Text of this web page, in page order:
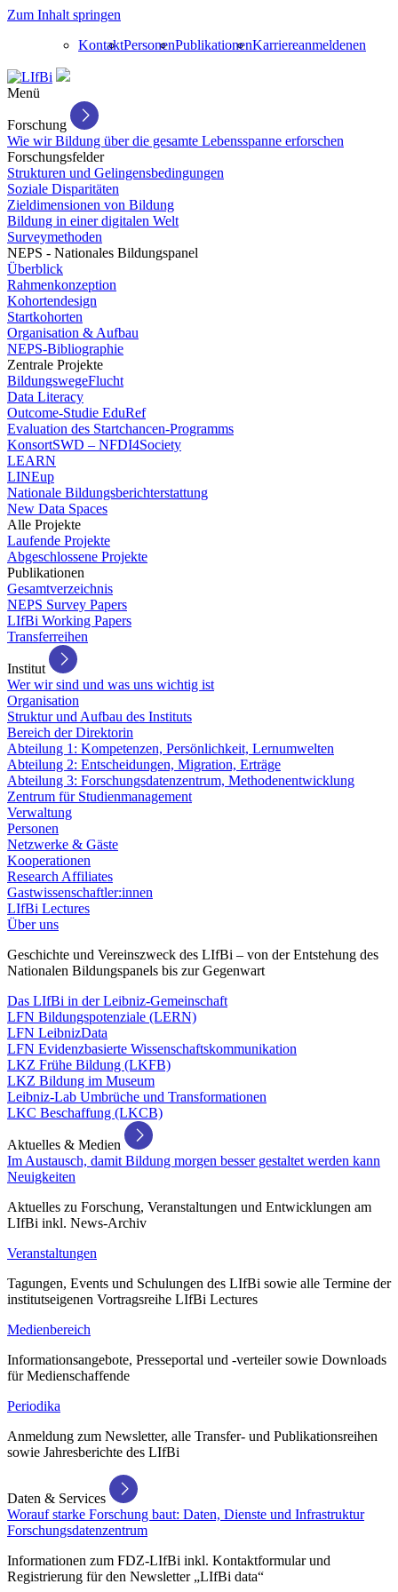
Zum Inhalt springen
KontaktPersonenPublikationenKarriereanmeldenen
Menü
Forschung
Wie wir Bildung über die gesamte Lebensspanne erforschen
Forschungsfelder
Strukturen und Gelingensbedingungen
Soziale Disparitäten
Zieldimensionen von Bildung
Bildung in einer digitalen Welt
Surveymethoden
NEPS - Nationales Bildungspanel
Überblick
Rahmenkonzeption
Kohortendesign
Startkohorten
Organisation & Aufbau
NEPS-Bibliographie
Zentrale Projekte
BildungswegeFlucht
Data Literacy
Outcome-Studie EduRef
Evaluation des Startchancen-Programms
KonsortSWD – NFDI4Society
LEARN
LINEup
Nationale Bildungsberichterstattung
New Data Spaces
Alle Projekte
Laufende Projekte
Abgeschlossene Projekte
Publikationen
Gesamtverzeichnis
NEPS Survey Papers
LIfBi Working Papers
Transferreihen
Institut
Wer wir sind und was uns wichtig ist
Organisation
Struktur und Aufbau des Instituts
Bereich der Direktorin
Abteilung 1: Kompetenzen, Persönlichkeit, Lernumwelten
Abteilung 2: Entscheidungen, Migration, Erträge
Abteilung 3: Forschungsdatenzentrum, Methodenentwicklung
Zentrum für Studienmanagement
Verwaltung
Personen
Netzwerke & Gäste
Kooperationen
Research Affiliates
Gastwissenschaftler:innen
LIfBi Lectures
Über uns
Geschichte und Vereinszweck des LIfBi – von der Entstehung des
Nationalen Bildungspanels bis zur Gegenwart
Das LIfBi in der Leibniz-Gemeinschaft
LFN Bildungspotenziale (LERN)
LFN LeibnizData
LFN Evidenzbasierte Wissenschaftskommunikation
LKZ Frühe Bildung (LKFB)
LKZ Bildung im Museum
Leibniz-Lab Umbrüche und Transformationen
LKC Beschaffung (LKCB)
Aktuelles & Medien
Im Austausch, damit Bildung morgen besser gestaltet werden kann
Neuigkeiten
Aktuelles zu Forschung, Veranstaltungen und Entwicklungen am
LIfBi inkl. News-Archiv
Veranstaltungen
Tagungen, Events und Schulungen des LIfBi sowie alle Termine der
institutseigenen Vortragsreihe LIfBi Lectures
Medienbereich
Informationsangebote, Presseportal und -verteiler sowie Downloads
für Medienschaffende
Periodika
Anmeldung zum Newsletter, alle Transfer- und Publikationsreihen
sowie Jahresberichte des LIfBi
Daten & Services
Worauf starke Forschung baut: Daten, Dienste und Infrastruktur
Forschungsdatenzentrum
Informationen zum FDZ-LIfBi inkl. Kontaktformular und
Registrierung für den Newsletter „LIfBi data“